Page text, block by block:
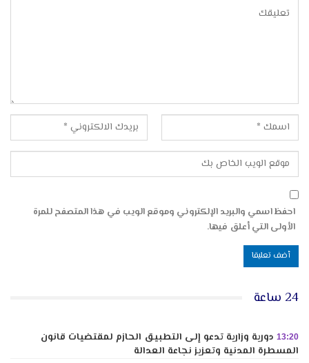
احفظ اسمي والبريد الإلكتروني وموقع الويب في هذا المتصفح للمرة
الأولى التي أعلق فيها.
24 ساعة
13:20 دورية وزارية تدعو إلى التطبيق الحازم لمقتضيات قانون
المسطرة المدنية وتعزيز نجاعة العدالة